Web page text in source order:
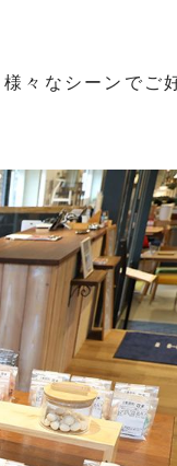
々なシーンでご